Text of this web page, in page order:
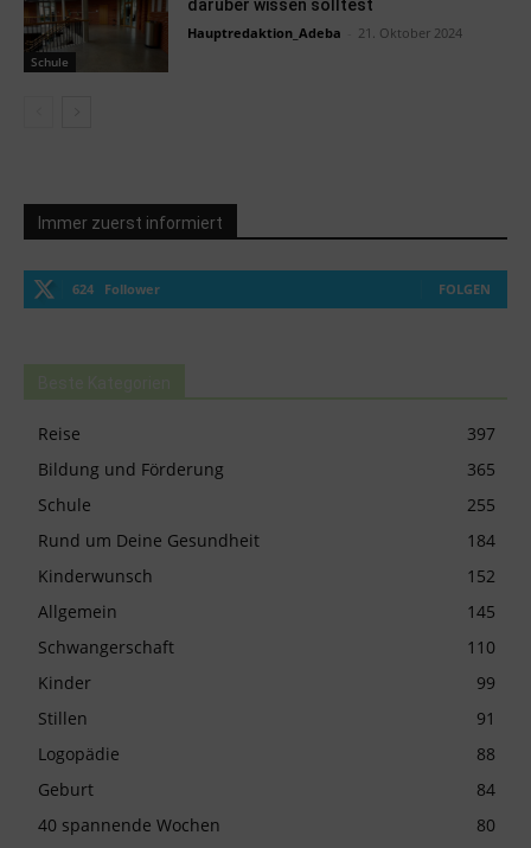
Schule
darüber wissen solltest
Hauptredaktion_Adeba 21. Oktober 2024
Immer zuerst informiert
624 Follower FOLGEN
Reise
397
Bildung und Förderung
365
Schule
255
Rund um Deine Gesundheit
184
Kinderwunsch
152
Allgemein
145
Schwangerschaft
110
Kinder
99
Stillen
91
Logopädie
88
Geburt
84
40 spannende Wochen
80